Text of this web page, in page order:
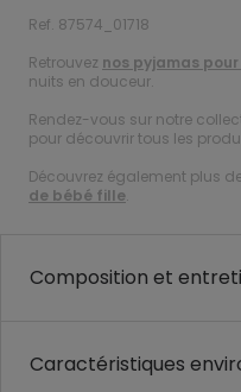
Ref. 87574_01718
Retrouvez nos pyjamas
nuits en douceur.
Rendez-vous sur notre
pour découvrir tous les
Découvrez également plus
de bébé fille.
Composition et
Caractéristiques